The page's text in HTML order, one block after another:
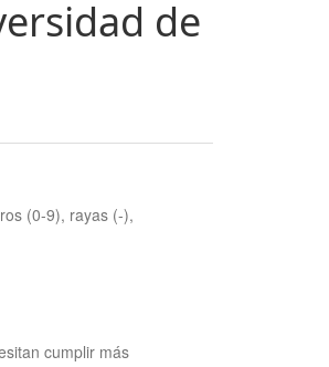
de
(0-9), rayas (-),
cumplir más